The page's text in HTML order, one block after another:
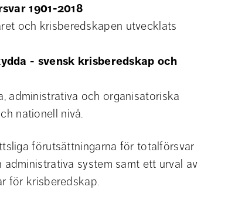
1901-2018
och krisberedskapen utvecklats
- svensk krisberedskap och
administrativa och organisatoriska
nationell nivå.
förutsättningarna för totalförsvar
system samt ett urval av
för krisberedskap.